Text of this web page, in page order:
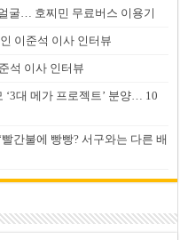
굴… 호찌민 무료버스 이용기
이준석 이사 인터뷰
석 이사 인터뷰
‘3대 메가 프로젝트’ 분양… 10
빨간불에 빵빵? 서구와는 다른 배